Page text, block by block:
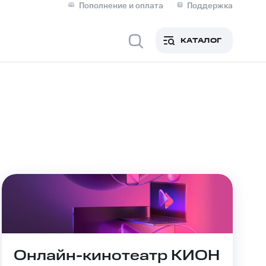
Пополнение и оплата
Поддержка
Личные кабинеты
Мобильная связь
Сервисы и подписки
Приложения от МТС
КАТАЛОГ
Онлайн-кинотеатр КИОН